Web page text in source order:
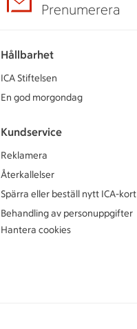
Prenumerera
Hållbarhet
ICA Stiftelsen
En god morgondag
Kundservice
Reklamera
Återkallelser
Spärra eller beställ nytt ICA-kort
Behandling av personuppgifter
Hantera cookies